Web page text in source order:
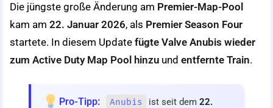
Die jüngste große Änderung am Premier-Map-Pool
kam am 22. Januar 2026, als Premier Season Four
startete. In diesem Update fügte Valve Anubis wieder
zum Active Duty Map Pool hinzu und entfernte Train.
Pro-Tipp: Anubis ist seit dem 22.